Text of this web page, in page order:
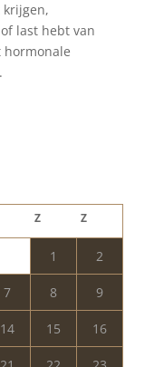
last hebt van
hormonale
Z Z
1 2
7 8 9
14 15 16